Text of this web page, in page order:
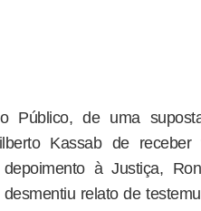
Público, de uma
Kassab de receber
à Justiça,
relato de